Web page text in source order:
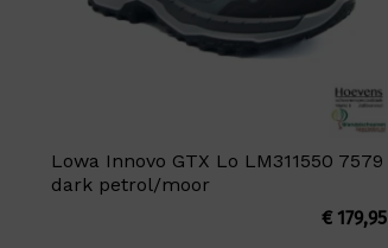
Lowa Innovo GTX Lo LM311550 7579
dark petrol/moor
€179,95